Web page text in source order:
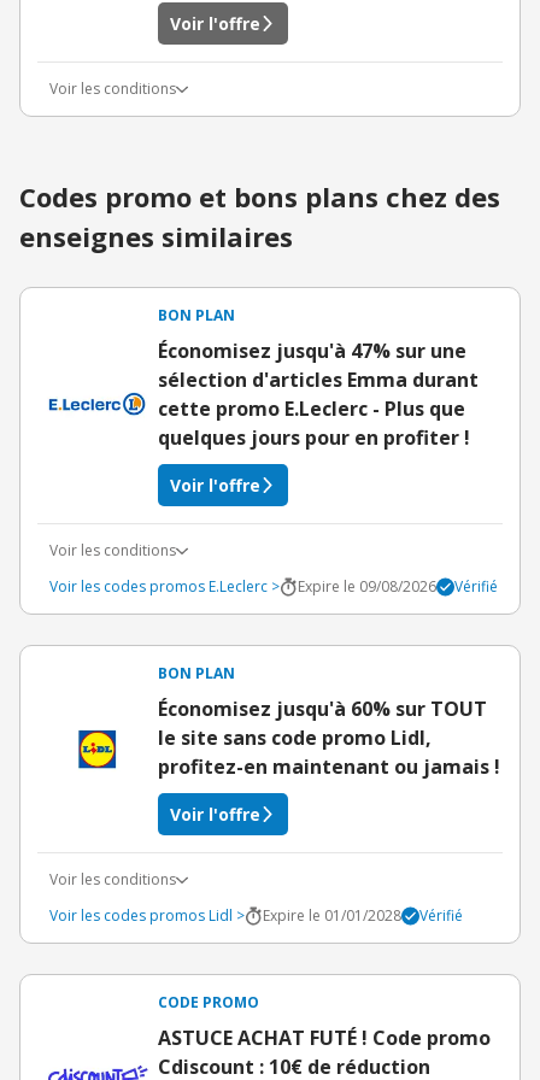
Voir l'offre
Voir les conditions
Codes promo et bons plans chez des
enseignes similaires
BON PLAN
Économisez jusqu'à 47% sur une
sélection d'articles Emma durant
cette promo E.Leclerc - Plus que
quelques jours pour en profiter !
Voir l'offre
Voir les conditions
Voir les codes promos E.Leclerc >
Expire le 09/08/2026 Vérifié
BON PLAN
Économisez jusqu'à 60% sur TOUT
le site sans code promo Lidl,
profitez-en maintenant ou jamais !
Voir l'offre
Voir les conditions
Voir les codes promos Lidl >
Expire le 01/01/2028 Vérifié
CODE PROMO
ASTUCE ACHAT FUTÉ ! Code promo
Cdiscount : 10€ de réduction